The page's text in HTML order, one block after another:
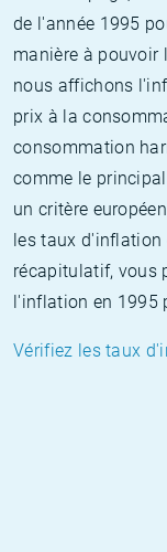
de l'année 1995
manière à pouvoir
nous affichons
prix à la
consommation
comme le
un critère
les taux d'inflation
récapitulatif, vous
l'inflation en 1995
Vérifiez les taux